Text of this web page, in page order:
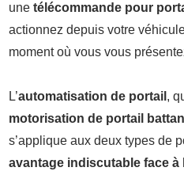
une télécommande pour
actionnez depuis votre
moment où vous vous
L’automatisation de portail ,
motorisation de portail
s’applique aux deux types de
avantage indiscutable face à